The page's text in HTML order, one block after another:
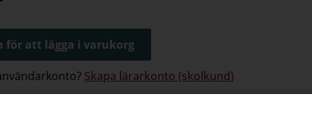
för att lägga i varukorg
Skapa lärarkonto (skolkund)